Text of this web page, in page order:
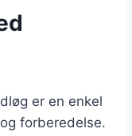
er en enkel
forberedelse.